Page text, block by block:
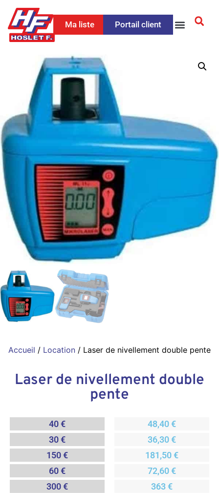
Ma liste Portail client
Accueil / Location / Laser de nivellement double pente
Laser de nivellement double
pente
40 €
30 €
150 €
60 €
300 €
48,40 €
36,30 €
181,50 €
72,60 €
363 €